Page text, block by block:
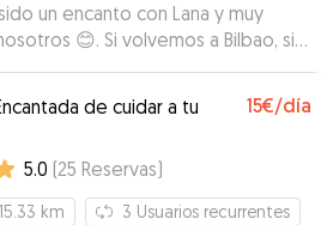
un encanto con Lana y muy
😊. Si volvemos a Bilbao, sin
dónde puede pasar Lana un día
con Cody y Mikaela ❤️.
de cuidar a tu
15€/día
5.0 (25 Reservas)
km 3 Usuarios recurrentes